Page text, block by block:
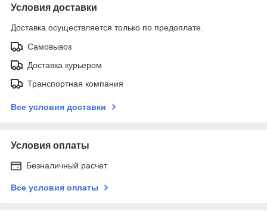
Условия доставки
Доставка осуществляется только по предоплате.
Самовывоз
Доставка курьером
Транспортная компания
Все условия доставки
Условия оплаты
Безналичный расчет
Все условия оплаты